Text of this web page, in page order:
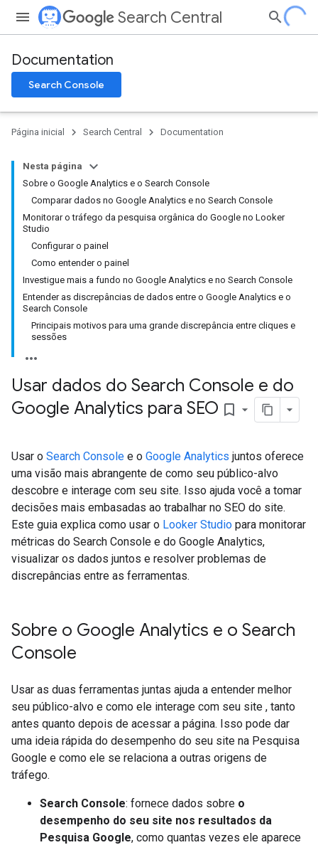
Search Central
Documentation
Search Console
Página inicial Search Central Documentation
Nesta página
Sobre o Google Analytics e o Search Console
Comparar dados no Google Analytics e no Search Console
Monitorar o tráfego da pesquisa orgânica do Google no Looker
Studio
Configurar o painel
Como entender o painel
Investigue mais a fundo no Google Analytics e no Search Console
Entender as discrepâncias de dados entre o Google Analytics e o
Search Console
Principais motivos para uma grande discrepância entre cliques e
sessões
Usar dados do Search Console e do
Google Analytics para SEO bookmark_border
Usar o Search Console e o Google Analytics juntos oferece
uma visão mais abrangente de como seu público-alvo
descobre e interage com seu site. Isso ajuda você a tomar
decisões mais embasadas ao trabalhar no SEO do site.
Este guia explica como usar o Looker Studio para monitorar
métricas do Search Console e do Google Analytics,
visualizar os dados juntos e resolver problemas de
discrepâncias entre as ferramentas.
Sobre o Google Analytics e o Search
Console
Usar as duas ferramentas juntas ajuda a entender melhor
seu público-alvo e como ele interage com seu site , tanto
antes quanto depois de acessar a página. Isso pode dar
uma ideia rápida do desempenho do seu site na Pesquisa
Google e como ele se relaciona a outras origens de
tráfego.
Search Console: fornece dados sobre o
desempenho do seu site nos resultados da
Pesquisa Google, como quantas vezes ele aparece